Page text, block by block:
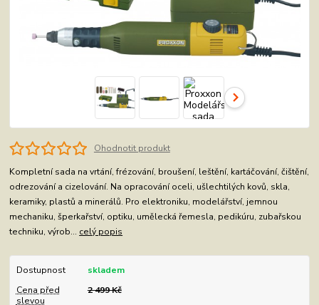
Ohodnotit produkt
Kompletní sada na vrtání, frézování, broušení, leštění, kartáčování, čištění,
odrezování a cizelování. Na opracování oceli, ušlechtilých kovů, skla,
keramiky, plastů a minerálů. Pro elektroniku, modelářství, jemnou
mechaniku, šperkařství, optiku, umělecká řemesla, pedikúru, zubařskou
techniku, výrob... celý popis
Dostupnost
skladem
Cena před
slevou
2 499 Kč